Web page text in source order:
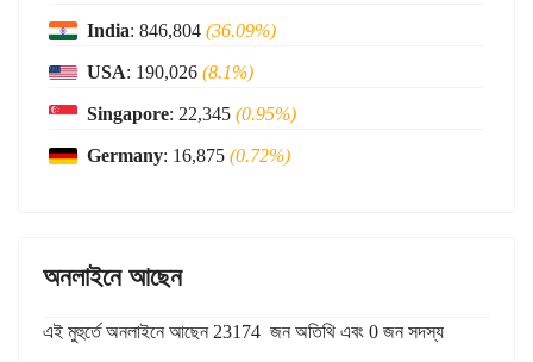
India: 846,804 (36.09%)
USA: 190,026 (8.1%)
Singapore: 22,345 (0.95%)
Germany: 16,875 (0.72%)
অনলাইনে আছেন
এই মুহুর্তে অনলাইনে আছেন 23174 জন অতিথি এবং 0 জন সদস্য